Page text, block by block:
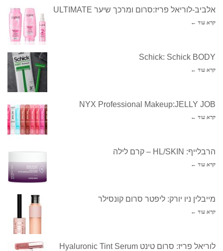
אלביב-לוריאל פריז:סרום ומרכך שיער ULTIMATE
קרא עוד ←
Schick: Schick BODY
קרא עוד ←
NYX Professional Makeup:JELLY JOB
קרא עוד ←
הרבלייף: HL/SKIN – קרם לילה
קרא עוד ←
מייבלין ניו יורק: ליפטר סרום קונסילר
קרא עוד ←
לוריאל פריז: סרום טינט Hyaluronic Tint Serum